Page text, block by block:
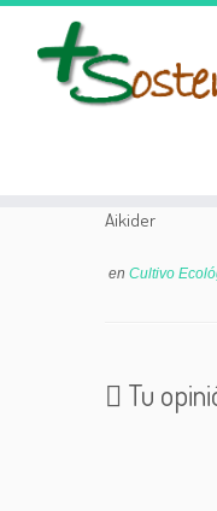
Aikider
en Cultivo
Tu